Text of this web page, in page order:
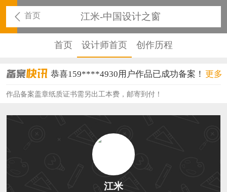
首页 江米-中国设计之窗
首页 设计师首页 创作历程
恭喜159****4930用户作品已成功备案！
恭喜150****6483用户作品已成功备案！
恭喜131****2473用户作品已成功备案！
恭喜159****4201用户作品已成功备案！
恭喜133****6466用户作品已成功备案！
恭喜131****1475用户作品已成功备案！
更多
作品备案盖章纸质证书需另出工本费，邮寄到付！
江米